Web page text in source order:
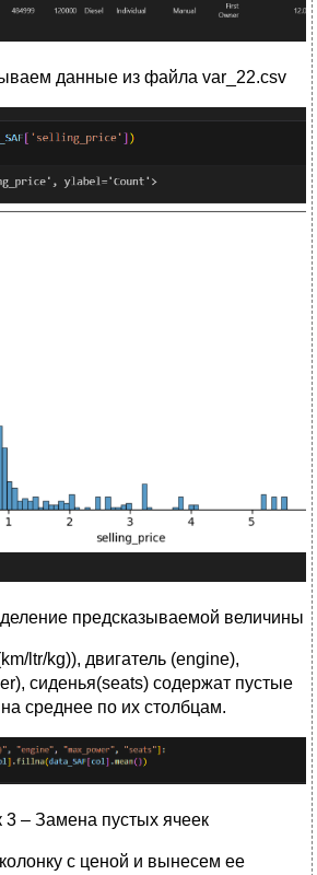
данные из файла var_22.csv
предсказываемой величины
ltr/kg)), двигатель (engine),
сиденья(seats) содержат пустые
среднее по их столбцам.
3 – Замена пустых ячеек
с ценой и вынесем ее